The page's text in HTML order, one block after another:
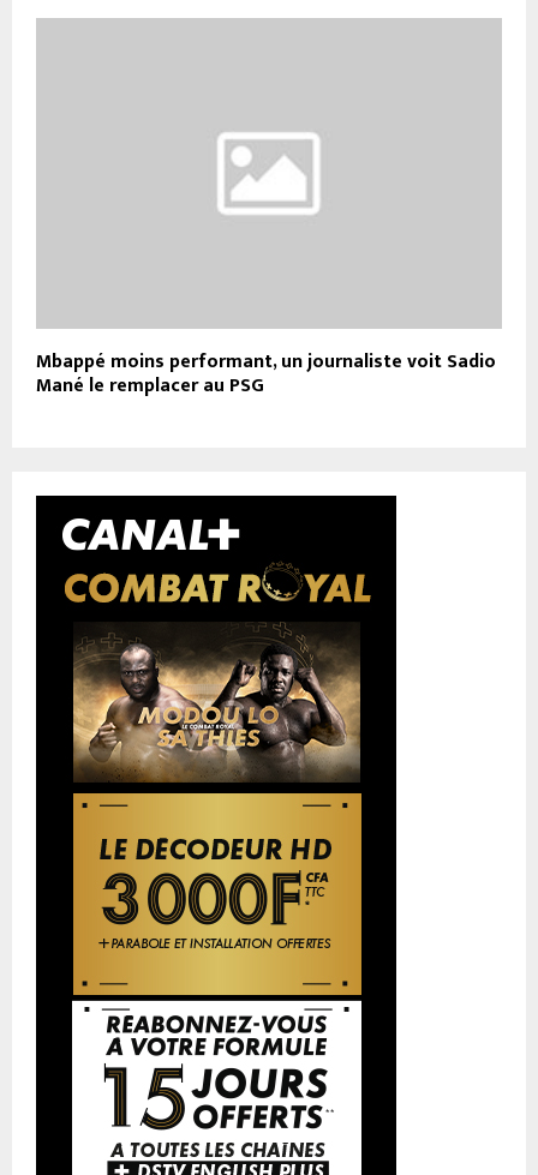
Mbappé moins performant, un journaliste voit Sadio
Mané le remplacer au PSG